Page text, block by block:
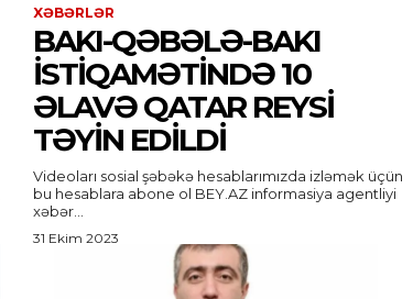
XƏBƏRLƏR
BAKI-QƏBƏLƏ-BAKI
ISTIQAMƏTINDƏ 10
ƏLAVƏ QATAR REYSI
TƏYIN EDILDI
Videoları sosial şəbəkə hesablarımızda izləmək üçün
bu hesablara abone ol BEY.AZ informasiya agentliyi
xəbər...
31 Ekim 2023